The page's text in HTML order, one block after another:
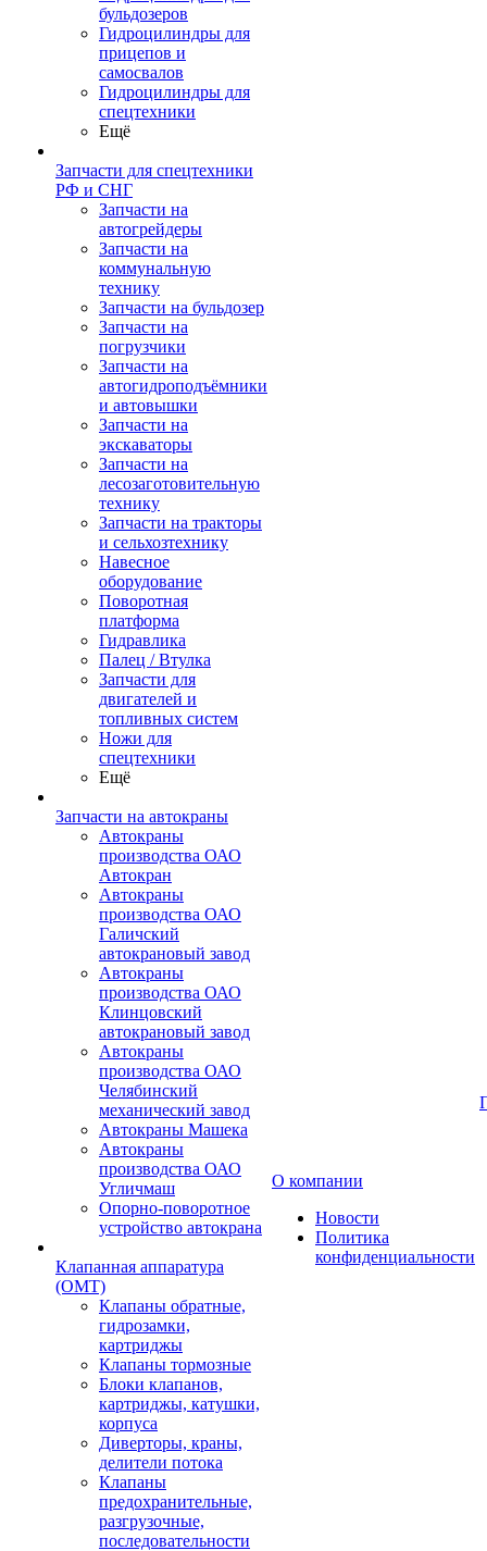
бульдозеров
Гидроцилиндры для
прицепов и
самосвалов
Гидроцилиндры для
спецтехники
Ещё
Запчасти для спецтехники
РФ и СНГ
Запчасти на
автогрейдеры
Запчасти на
коммунальную
технику
Запчасти на бульдозер
Запчасти на
погрузчики
Запчасти на
автогидроподъёмники
и автовышки
Запчасти на
экскаваторы
Запчасти на
лесозаготовительную
технику
Запчасти на тракторы
и сельхозтехнику
Навесное
оборудование
Поворотная
платформа
Гидравлика
Палец / Втулка
Запчасти для
двигателей и
топливных систем
Ножи для
спецтехники
Ещё
Запчасти на автокраны
Автокраны
производства ОАО
Автокран
Автокраны
производства ОАО
Галичский
автокрановый завод
Автокраны
производства ОАО
Клинцовский
автокрановый завод
Автокраны
производства ОАО
Челябинский
механический завод
Автокраны Машека
Автокраны
производства ОАО
Угличмаш
Опорно-поворотное
устройство автокрана
Клапанная аппаратура
(OMT)
Клапаны обратные,
гидрозамки,
картриджы
Клапаны тормозные
Блоки клапанов,
картриджы, катушки,
корпуса
Диверторы, краны,
делители потока
Клапаны
предохранительные,
разгрузочные,
последовательности
О компании
Новости
Политика
конфиденциальности